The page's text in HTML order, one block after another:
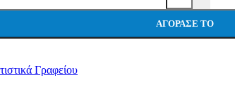
ΑΓΌΡΑΣΕ ΤΟ
Γραφείου